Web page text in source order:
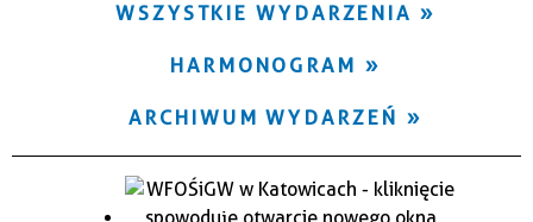
WSZYSTKIE WYDARZENIA
HARMONOGRAM
ARCHIWUM WYDARZEŃ